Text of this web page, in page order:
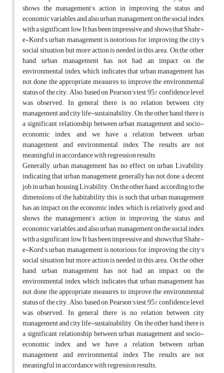
shows the management's action in improving the status and
economic variables, and also urban management on the social index
with a significant low It has been impressive and shows that Shahr-
e-Kord's urban management is notorious for improving the city's
social situation, but more action is needed in this area. On the other
hand, urban management has not had an impact on the
environmental index, which indicates that urban management has
not done the appropriate measures to improve the environmental
status of the city. Also, based on Pearson's test, 95% confidence level
was observed. In general, there is no relation between city
management and city life-sustainability. On the other hand, there is
a significant relationship between urban management and socio-
economic index, and we have a relation between urban
management and environmental index The results are not
meaningful in accordance with regression results
Generally, urban management has no effect on urban Livability,
indicating that urban management generally has not done a decent
job in urban housing Livability. On the other hand, according to the
dimensions of the habitability, this is such that urban management
has an impact on the economic index, which is relatively good and
shows the management's action in improving the status and
economic variables, and also urban management on the social index
with a significant low It has been impressive and shows that Shahr-
e-Kord's urban management is notorious for improving the city's
social situation, but more action is needed in this area. On the other
hand, urban management has not had an impact on the
environmental index, which indicates that urban management has
not done the appropriate measures to improve the environmental
status of the city. Also, based on Pearson's test, 95% confidence level
was observed. In general, there is no relation between city
management and city life-sustainability. On the other hand, there is
a significant relationship between urban management and socio-
economic index, and we have a relation between urban
management and environmental index The results are not
meaningful in accordance with regression results.